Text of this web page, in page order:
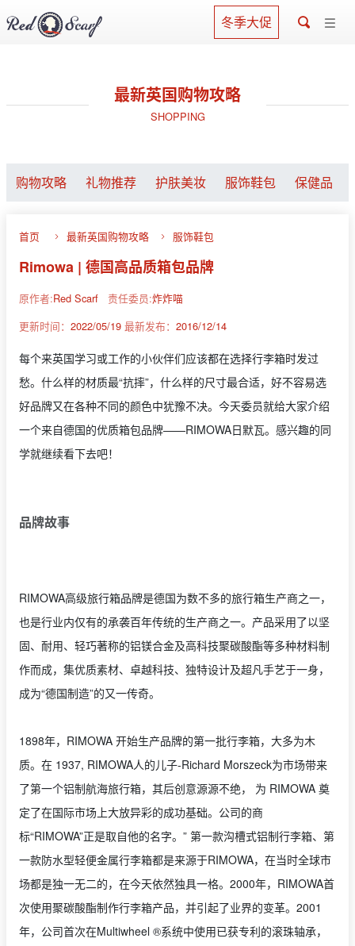
冬季大促
最新英国购物攻略
SHOPPING
购物攻略 礼物推荐 护肤美妆 服饰鞋包 保健品
首页 最新英国购物攻略 服饰鞋包
Rimowa | 德国高品质箱包品牌
原作者:Red Scarf 责任委员:炸炸喵
更新时间： 2022/05/19 最新发布： 2016/12/14
每个来英国学习或工作的小伙伴们应该都在选择行李箱时发过
愁。什么样的材质最“抗摔”，什么样的尺寸最合适，好不容易选
好品牌又在各种不同的颜色中犹豫不决。今天委员就给大家介绍
一个来自德国的优质箱包品牌——RIMOWA日默瓦。感兴趣的同
学就继续看下去吧！
品牌故事
RIMOWA高级旅行箱品牌是德国为数不多的旅行箱生产商之一，
也是行业内仅有的承袭百年传统的生产商之一。产品采用了以坚
固、耐用、轻巧著称的铝镁合金及高科技聚碳酸酯等多种材料制
作而成，集优质素材、卓越科技、独特设计及超凡手艺于一身，
成为“德国制造”的又一传奇。
1898年，RIMOWA 开始生产品牌的第一批行李箱，大多为木
质。在 1937, RIMOWA人的儿子-Richard Morszeck为市场带来
了第一个铝制航海旅行箱，其后创意源源不绝， 为 RIMOWA 奠
定了在国际市场上大放异彩的成功基础。公司的商
标“RIMOWA”正是取自他的名字。” 第一款沟槽式铝制行李箱、第
一款防水型轻便金属行李箱都是来源于RIMOWA，在当时全球市
场都是独一无二的，在今天依然独具一格。2000年，RIMOWA首
次使用聚碳酸酯制作行李箱产品，并引起了业界的变革。2001
年，公司首次在Multiwheel ®系统中使用已获专利的滚珠轴承，